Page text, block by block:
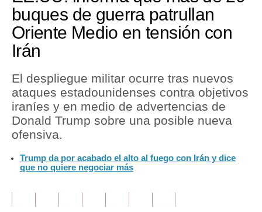
Economía
Mercados
Perú
Política
Tu Dinero
Finanzas Personales
Plus G
Opinión
buques de guerra patrullan
Oriente Medio en tensión con
Irán
El despliegue militar ocurre tras nuevos
ataques estadounidenses contra objetivos
iraníes y en medio de advertencias de
Donald Trump sobre una posible nueva
ofensiva.
Trump da por acabado el alto al fuego con Irán y dice
que no quiere negociar más